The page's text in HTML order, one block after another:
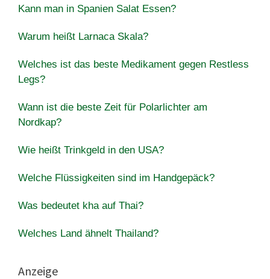
Kann man in Spanien Salat Essen?
Warum heißt Larnaca Skala?
Welches ist das beste Medikament gegen Restless
Legs?
Wann ist die beste Zeit für Polarlichter am
Nordkap?
Wie heißt Trinkgeld in den USA?
Welche Flüssigkeiten sind im Handgepäck?
Was bedeutet kha auf Thai?
Welches Land ähnelt Thailand?
Anzeige